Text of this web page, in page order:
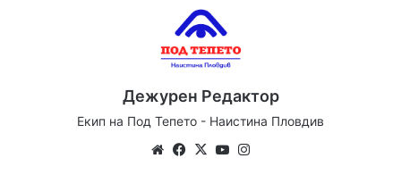
Дежурен Редактор
Екип на Под Тепето - Наистина Пловдив
WebsiteFacebook
X YouTube